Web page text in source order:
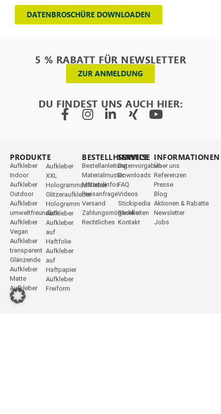
DATENBROSCHÜRE DOWNLOADEN
5 % RABATT FÜR NEWSLETTER
ZUR ANMELDUNG
DU FINDEST UNS AUCH HIER:
PRODUKTE
Aufkleber
Indoor
Aufkleber
Outdoor
Aufkleber
umweltfreundlich
Aufkleber
Vegan
Aufkleber
transparent
Glänzende
Aufkleber
Matte
Aufkleber
_
Aufkleber
XXL
Hologrammaufkleber
Glitzeraufkleber
Hologramm
Aufkleber
Aufkleber
auf
Haftfolie
Aufkleber
auf
Haftpapier
Aufkleber
Freiform
BESTELLHINWEISE
Bestellanleitung
Materialmuster
Materialinfos
Preisanfrage
Versand
Zahlungsmöglichkeiten
Rechtliches
SERVICE
Datenvorgaben
Downloads
FAQ
Videos
Stickipedia
Reseller
Kontakt
INFORMATIONEN
Über uns
Referenzen
Presse
Blog
Aktionen & Rabatte
Newsletter
Jobs